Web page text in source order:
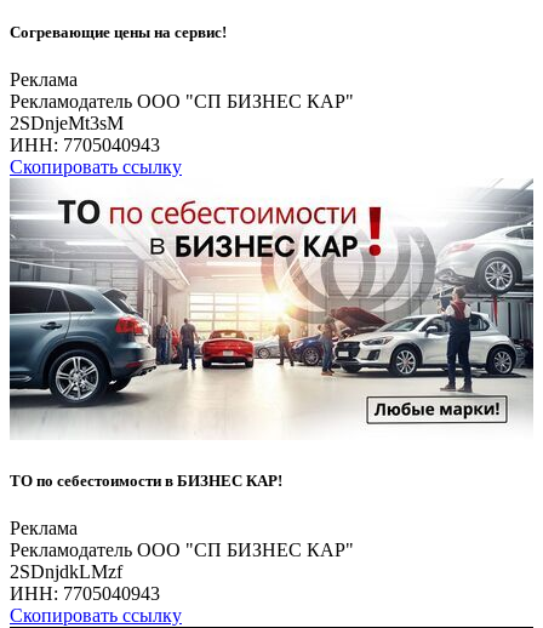
Согревающие цены на сервис!
Реклама
Рекламодатель ООО "СП БИЗНЕС КАР"
2SDnjeMt3sM
ИНН: 7705040943
Скопировать ссылку
ТО по себестоимости в БИЗНЕС КАР!
Реклама
Рекламодатель ООО "СП БИЗНЕС КАР"
2SDnjdkLMzf
ИНН: 7705040943
Скопировать ссылку